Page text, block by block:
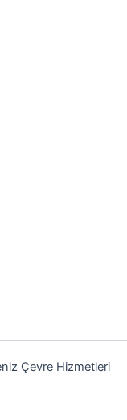
Çevre Hizmetleri